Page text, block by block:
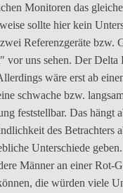
Monitoren das
sollte hier kein
Referenzgeräte bzw.
vor uns sehen. Der Delta
wäre erst ab
schwache bzw.
feststellbar. Das hängt
des Betrachters
Unterschiede
Männer an einer Rot-
die würden viele